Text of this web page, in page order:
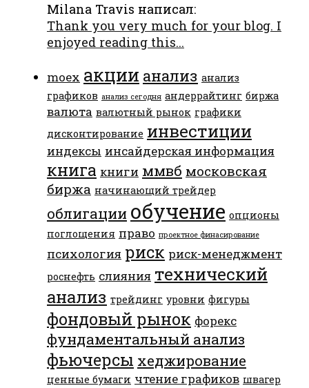
Milana Travis написал:
Thank you very much for your blog. I
enjoyed reading this...
moex акции анализ анализ
графиков анализ сегодня андеррайтинг биржа
валюта валютный рынок графики
дисконтирование инвестиции
индексы инсайдерская информация
книга книги ммвб московская
биржа начинающий трейдер
облигации обучение опционы
поглощения право проектное финасирование
психология риск риск-менеджмент
роснефть слияния технический
анализ трейдинг уровни фигуры
фондовый рынок форекс
фундаментальный анализ
фьючерсы хеджирование
ценные бумаги чтение графиков швагер